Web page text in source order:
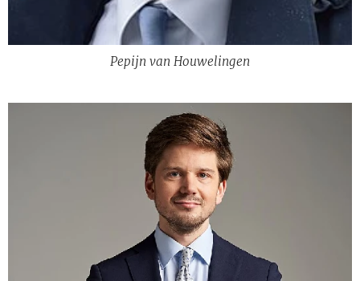
Pepijn van Houwelingen